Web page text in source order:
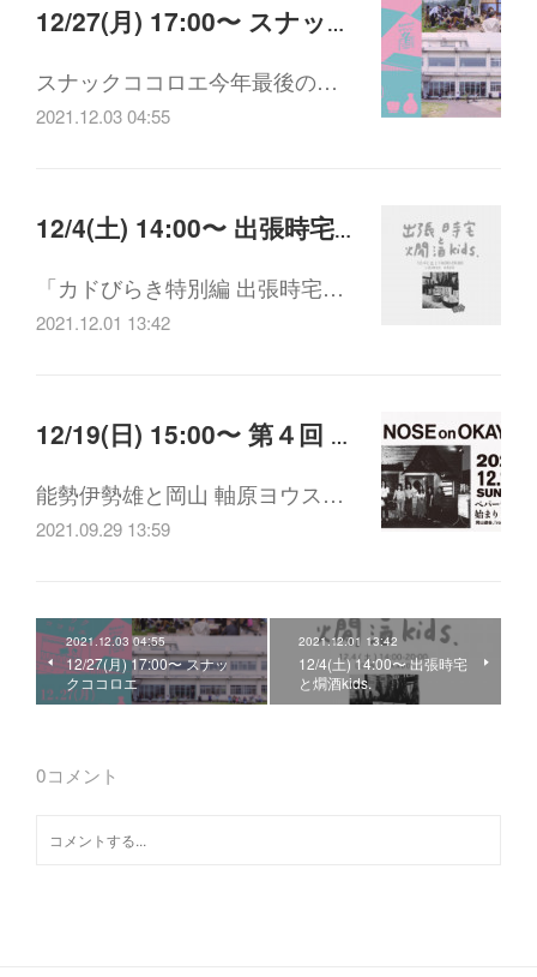
12/27(月) 17:00〜 スナックココロエ
スナックココロエ今年最後の…
2021.12.03 04:55
12/4(土) 14:00〜 出張時宅と燗酒kids.
「カドびらき特別編 出張時宅…
2021.12.01 13:42
12/19(日) 15:00〜 第４回 ペパーランドの始まり（1974-1988）(配信・アーカイブ視聴あり)
能勢伊勢雄と岡山 軸原ヨウス…
2021.09.29 13:59
2021.12.03 04:55
12/27(月) 17:00〜 スナッ
クココロエ
2021.12.01 13:42
12/4(土) 14:00〜 出張時宅
と燗酒kids.
0コメント